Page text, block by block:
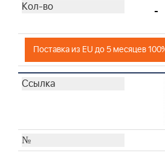
-
Поставка из EU до 5 месяцев